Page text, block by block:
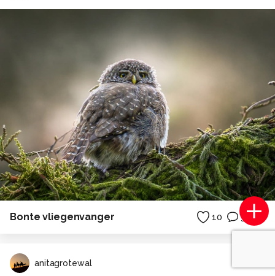
Bonte vliegenvanger 10 3
anitagrotewal